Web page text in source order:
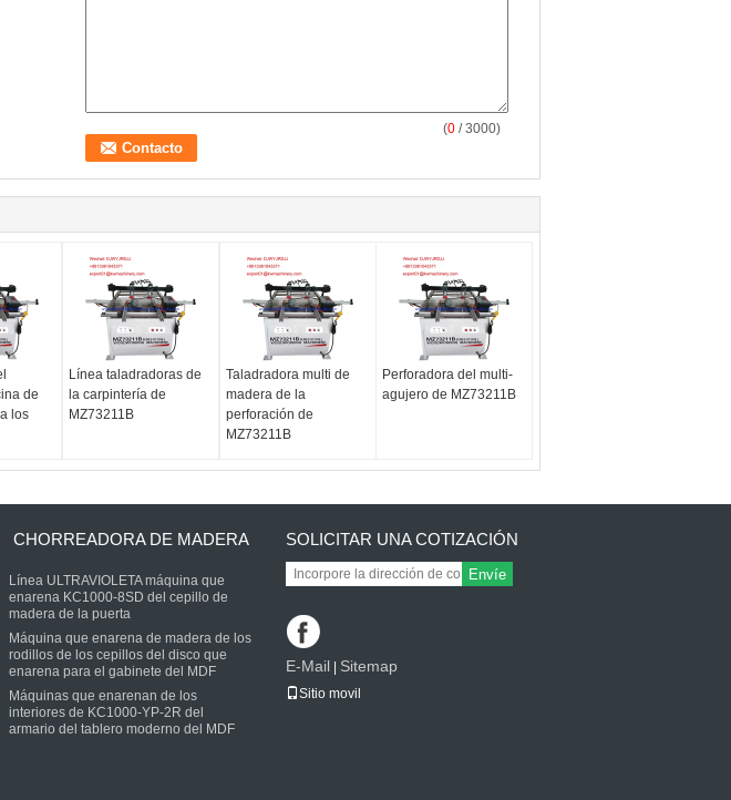
(0 / 3000)
de
los
Línea taladradoras de
la carpintería de
MZ73211B
Taladradora multi de
madera de la
perforación de
MZ73211B
Perforadora del multi-
agujero de MZ73211B
CHORREADORA DE MADERA
Línea ULTRAVIOLETA máquina que
enarena KC1000-8SD del cepillo de
madera de la puerta
Máquina que enarena de madera de los
rodillos de los cepillos del disco que
enarena para el gabinete del MDF
Máquinas que enarenan de los
interiores de KC1000-YP-2R del
armario del tablero moderno del MDF
SOLICITAR UNA COTIZACIÓN
Envíe
E-Mail Sitemap
Sitio movil